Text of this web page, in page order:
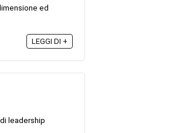
ed
LEGGI DI +
leadership